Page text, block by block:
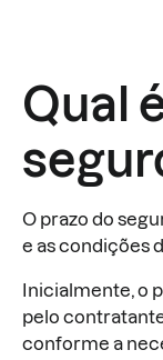
Qual
O prazo do
e as condições
Inicialmente, o
pelo
conforme a